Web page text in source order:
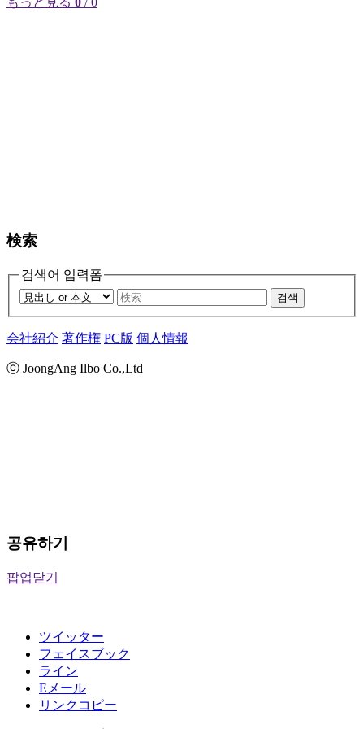
検索
검색어 입력폼
검색
会社紹介 著作権 PC版 個人情報
ⓒ JoongAng Ilbo Co.,Ltd
공유하기
팝업닫기
ツイッター
フェイスブック
ライン
Eメール
リンクコピー